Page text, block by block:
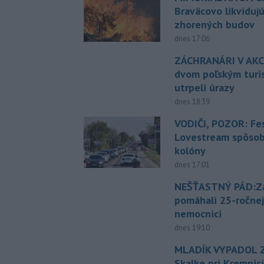
Braväcovo
zhorených budov
dnes 17:06
ZÁCHRANÁRI V
dvom poľským
utrpeli úrazy
dnes 18:39
VODIČI, POZOR:
Lovestream
kolóny
dnes 17:01
NEŠŤASTNÝ
pomáhali 25-
nemocnici
dnes 19:10
MLADÍK VYPADOL